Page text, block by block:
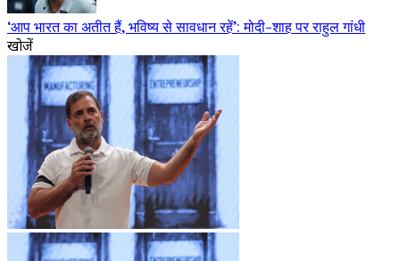
‘आप भारत का अतीत हैं, भविष्य से सावधान रहें’: मोदी-शाह पर राहुल गांधी
खोजें